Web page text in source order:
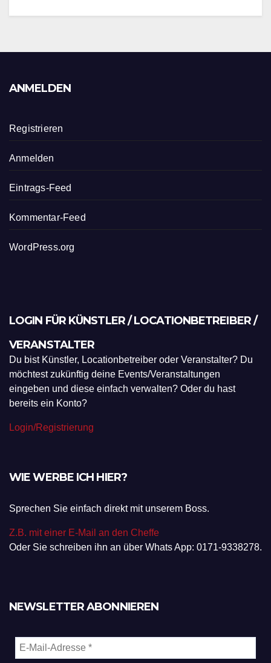
ANMELDEN
Registrieren
Anmelden
Eintrags-Feed
Kommentar-Feed
WordPress.org
LOGIN FÜR KÜNSTLER / LOCATIONBETREIBER /
VERANSTALTER
Du bist Künstler, Locationbetreiber oder Veranstalter? Du
möchtest zukünftig deine Events/Veranstaltungen
eingeben und diese einfach verwalten? Oder du hast
bereits ein Konto?
Login/Registrierung
WIE WERBE ICH HIER?
Sprechen Sie einfach direkt mit unserem Boss.
Z.B. mit einer E-Mail an den Cheffe
Oder Sie schreiben ihn an über Whats App: 0171-9338278.
NEWSLETTER ABONNIEREN